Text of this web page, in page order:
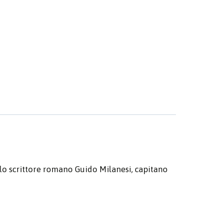
scrittore romano Guido Milanesi, capitano